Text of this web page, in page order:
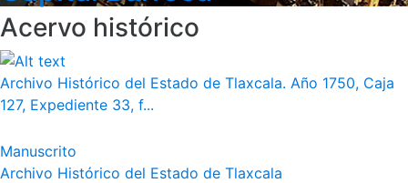
Acervo histórico
Archivo Histórico del Estado de Tlaxcala. Año 1750, Caja
127, Expediente 33, f...
Manuscrito
Archivo Histórico del Estado de Tlaxcala